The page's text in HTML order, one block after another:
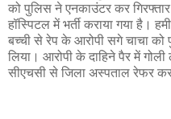
को पुलिस ने एनकाउंटर कर
हॉस्पिटल में भर्ती कराया गया है।
बच्ची से रेप के आरोपी सगे चाचा
लिया। आरोपी के दाहिने पैर में
सीएचसी से जिला अस्पताल रेफर कर